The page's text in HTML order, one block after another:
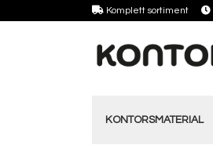
Komplett sortiment
KONTORSMATERIAL